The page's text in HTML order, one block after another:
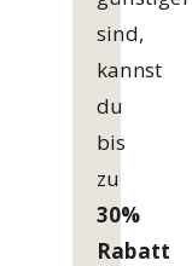
sind,
kannst
du
bis
zu
30%
Rabatt